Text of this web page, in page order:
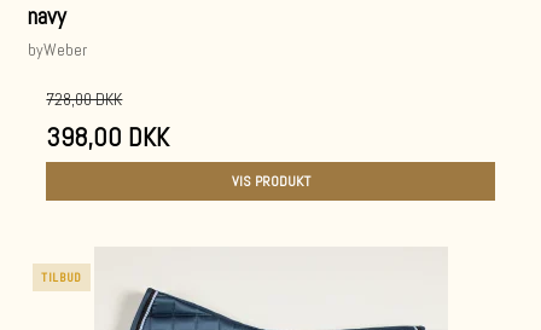
navy
byWeber
728,00 DKK
398,00 DKK
VIS PRODUKT
TILBUD